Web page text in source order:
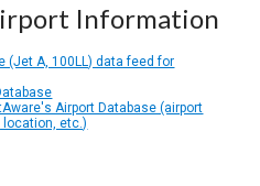
Information
(Jet A, 100LL) data feed for
Airport Database (airport
location, etc.)